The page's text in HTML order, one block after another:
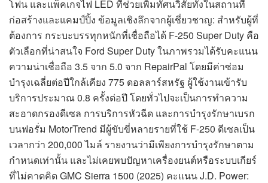
โฟน และแพ็คเกจไฟ LED ที่ช่วยเพิ่มทัศนวิสัยทั้งในสถานที่
ก่อสร้างและแคมป์ปิ้ง ข้อมูลเชิงลึกจากผู้เชี่ยวชาญ: สำหรับผู้ที่
ต้องการ กระบะบรรทุกหนักที่เชื่อถือได้ F-250 Super Duty คือ
ตัวเลือกที่น่าสนใจ Ford Super Duty ในภาพรวมได้รับคะแนน
ความน่าเชื่อถือ 3.5 จาก 5.0 จาก RepairPal โดยมีค่าซ่อม
บำรุงเฉลี่ยต่อปีใกล้เคียง 775 ดอลลาร์สหรัฐ ผู้ใช้งานเข้ารับ
บริการประมาณ 0.8 ครั้งต่อปี โดยทั่วไปจะเป็นการทำความ
สะอาดกรองดีเซล การบริการหัวฉีด และการบำรุงรักษาเบรก
บนฟอรั่ม MotorTrend มีผู้ขับขี่หลายรายที่ใช้ F-250 ดีเซลเป็น
เวลากว่า 200,000 ไมล์ รายงานว่ามีเพียงการบำรุงรักษาตาม
กำหนดเท่านั้น และไม่เคยพบปัญหาเครื่องยนต์หรือระบบเกียร์
ที่ไม่คาดคิด GMC Sierra 1500 (2025) คะแนน J.D. Power: